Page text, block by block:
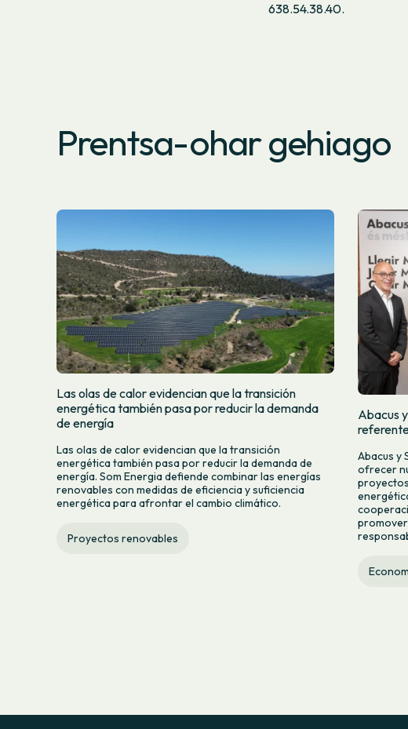
638.54.38.40.
Prentsa-ohar gehiago
Las olas de calor evidencian que la transición
energética también pasa por reducir la demanda
de energía
Las olas de calor evidencian que la transición
energética también pasa por reducir la demanda de
energía. Som Energia defiende combinar las energías
renovables con medidas de eficiencia y suficiencia
energética para afrontar el cambio climático.
Proyectos renovables
Abacus
Abacus y
ofrecer